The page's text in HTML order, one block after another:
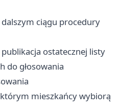
ciągu procedury
ostatecznej listy
do głosowania
mieszkańcy wybiorą